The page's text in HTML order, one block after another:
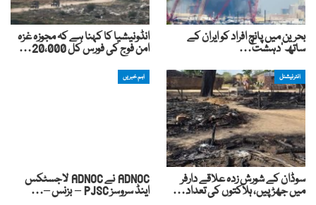
بحرین میں پانچ افراد کو ایران کے
ساتھ ‘دہشت…
انڈونیشیا کا کہنا ہے کہ مجوزہ غزہ
امن فوج کی فورس کل 20،000…
انٹرنیشنل
سوڈان کے شورش زدہ علاقے دارفر
میں جھڑپیں، ہلاکتوں کی تعداد…
اہم خبریں
ADNOC نے ADNOC لاجسٹکس
اینڈ سروسز PJSC – بزنس –…